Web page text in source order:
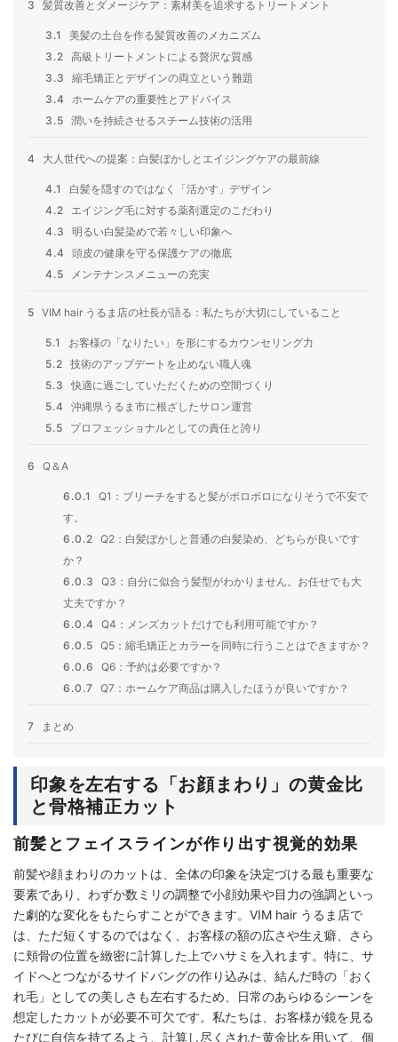
3 髪質改善とダメージケア：素材美を追求するトリートメント
3.1
美髪の土台を作る髪質改善のメカニズム
3.2 高級トリートメントによる贅沢な質感
3.3
縮毛矯正とデザインの両立という難題
3.4
ホームケアの重要性とアドバイス
3.5 潤いを持続させるスチーム技術の活用
4 大人世代への提案：白髪ぼかしとエイジングケアの最前線
4.1
白髪を隠すのではなく「活かす」デザイン
4.2
エイジング毛に対する薬剤選定のこだわり
4.3
明るい白髪染めで若々しい印象へ
4.4
頭皮の健康を守る保護ケアの徹底
4.5
メンテナンスメニューの充実
5 VIM hair うるま店の社長が語る：私たちが大切にしていること
5.1
お客様の「なりたい」を形にするカウンセリング力
5.2 技術のアップデートを止めない職人魂
5.3 快適に過ごしていただくための空間づくり
5.4
沖縄県うるま市に根ざしたサロン運営
5.5
プロフェッショナルとしての責任と誇り
6 Q＆A
6.0.1
Q1：ブリーチをすると髪がボロボロになりそうで不安で
す。
6.0.2 Q2：白髪ぼかしと普通の白髪染め、どちらが良いです
か？
6.0.3
Q3：自分に似合う髪型がわかりません。お任せでも大
丈夫ですか？
6.0.4
Q4：メンズカットだけでも利用可能ですか？
6.0.5 Q5：縮毛矯正とカラーを同時に行うことはできますか？
6.0.6
Q6：予約は必要ですか？
6.0.7 Q7：ホームケア商品は購入したほうが良いですか？
7 まとめ
印象を左右する「お顔まわり」の黄金比
と骨格補正カット
前髪とフェイスラインが作り出す視覚的効果
前髪や顔まわりのカットは、全体の印象を決定づける最も重要な
要素であり、わずか数ミリの調整で小顔効果や目力の強調といっ
た劇的な変化をもたらすことができます。VIM hair うるま店で
は、ただ短くするのではなく、お客様の額の広さや生え癖、さら
に頬骨の位置を緻密に計算した上でハサミを入れます。特に、サ
イドへとつながるサイドバングの作り込みは、結んだ時の「おく
れ毛」としての美しさも左右するため、日常のあらゆるシーンを
想定したカットが必要不可欠です。私たちは、お客様が鏡を見る
たびに自信を持てるよう、計算し尽くされた黄金比を用いて、個